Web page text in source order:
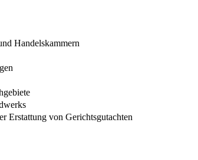
Handelskammern
Erstattung von Gerichtsgutachten